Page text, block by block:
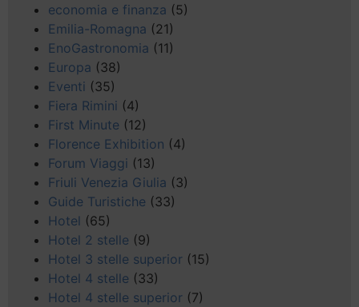
economia e finanza (5)
Emilia-Romagna (21)
EnoGastronomia (11)
Europa (38)
Eventi (35)
Fiera Rimini (4)
First Minute (12)
Florence Exhibition (4)
Forum Viaggi (13)
Friuli Venezia Giulia (3)
Guide Turistiche (33)
Hotel (65)
Hotel 2 stelle (9)
Hotel 3 stelle superior (15)
Hotel 4 stelle (33)
Hotel 4 stelle superior (7)